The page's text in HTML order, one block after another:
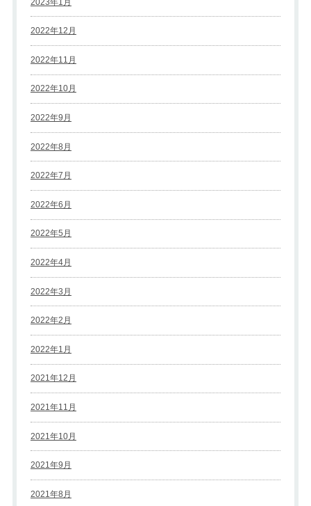
2022年12月
2022年11月
2022年10月
2022年9月
2022年8月
2022年7月
2022年6月
2022年5月
2022年4月
2022年3月
2022年2月
2022年1月
2021年12月
2021年11月
2021年10月
2021年9月
2021年8月